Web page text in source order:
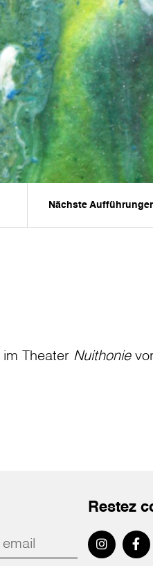
Nächste
im Theater Nuithonie
Restez